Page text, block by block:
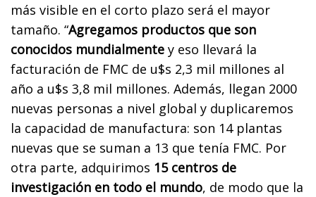
más visible en el corto plazo será el mayor
tamaño. “Agregamos productos que son
conocidos mundialmente y eso llevará la
facturación de FMC de u$s 2,3 mil millones al
año a u$s 3,8 mil millones. Además, llegan 2000
nuevas personas a nivel global y duplicaremos
la capacidad de manufactura: son 14 plantas
nuevas que se suman a 13 que tenía FMC. Por
otra parte, adquirimos 15 centros de
investigación en todo el mundo, de modo que la